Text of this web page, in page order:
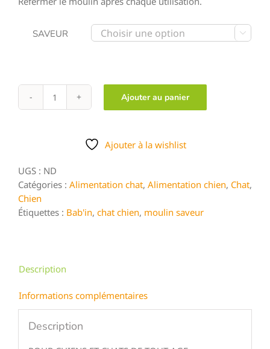
SAVEUR 
quantité
BAB'IN
Ajouter au panier
Ajouter à la wishlist
UGS : ND
Catégories : Alimentation chat, Alimentation chien, Chat,
Chien
Étiquettes : Bab'in, chat chien, moulin saveur
Description
Informations complémentaires
Description